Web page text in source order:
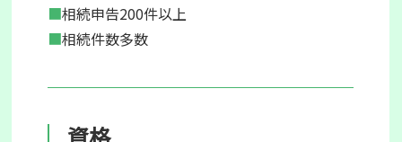
■相続申告200件以上
■相続件数多数